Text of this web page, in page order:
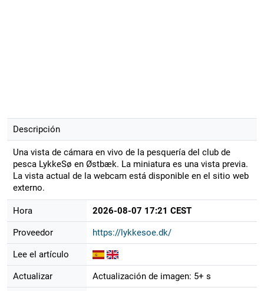
Descripción
Una vista de cámara en vivo de la pesquería del club de
pesca LykkeSø en Østbæk. La miniatura es una vista previa.
La vista actual de la webcam está disponible en el sitio web
externo.
Hora 2026-08-07 17:21 CEST
Proveedor https://lykkesoe.dk/
Lee el artículo
Actualizar Actualización de imagen: 5+ s